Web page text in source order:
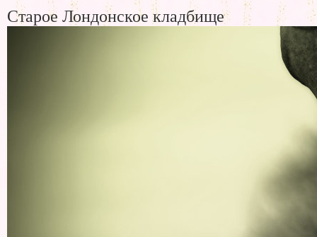
Старое Лондонское кладбище